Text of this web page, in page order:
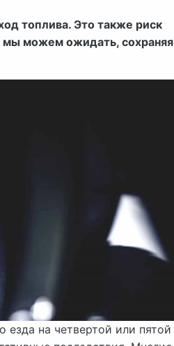
топлива. Это также риск
мы можем ожидать, сохраняя
на четвертой или пятой